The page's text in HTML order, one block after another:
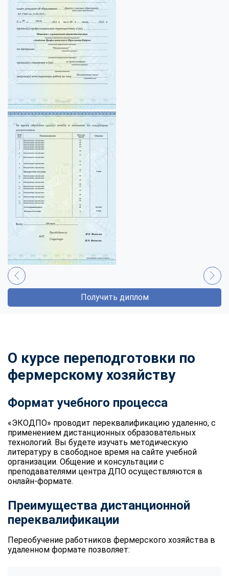
Получить диплом
О курсе переподготовки по
фермерскому хозяйству
Формат учебного процесса
«ЭКОДПО» проводит переквалификацию удаленно, с
применением дистанционных образовательных
технологий. Вы будете изучать методическую
литературу в свободное время на сайте учебной
организации. Общение и консультации с
преподавателями центра ДПО осуществляются в
онлайн-формате.
Преимущества дистанционной
переквалификации
Переобучение работников фермерского хозяйства в
удаленном формате позволяет: